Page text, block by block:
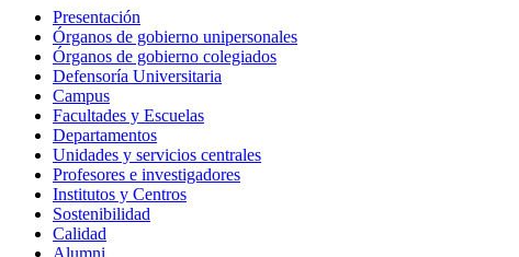
Presentación
Órganos de gobierno unipersonales
Órganos de gobierno colegiados
Defensoría Universitaria
Campus
Facultades y Escuelas
Departamentos
Unidades y servicios centrales
Profesores e investigadores
Institutos y Centros
Sostenibilidad
Calidad
Alumni